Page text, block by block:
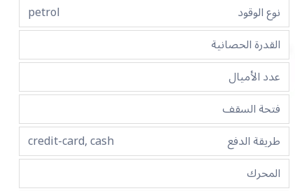
نوع الوقود
petrol
القدرة الحصانية
عدد الأميال
فتحة السقف
طريقة الدفع
credit-card, cash
المحرك